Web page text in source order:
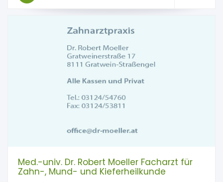
Med.-univ. Dr. Robert Moeller Facharzt für
Zahn-, Mund- und Kieferheilkunde